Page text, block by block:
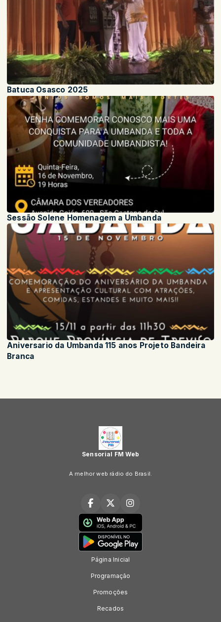
Batuca Osasco 2025
Sessão Solene Homenagem a Umbanda
Aniversario da Umbanda 115 anos Projeto Bandeira
Branca
Sensorial FM Web
A melhor web rádio do Brasil.
Página Inicial
Programação
Promoções
Recados